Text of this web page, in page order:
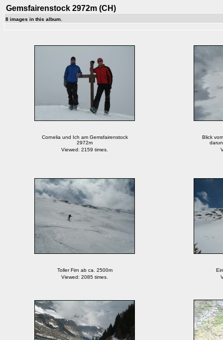
Gemsfairenstock 2972m (CH)
8 images in this album.
Cornelia und Ich am Gemsfairenstock
2972m
Viewed: 2159 times.
Blick
Toller Firn ab ca. 2500m
Viewed: 2085 times.